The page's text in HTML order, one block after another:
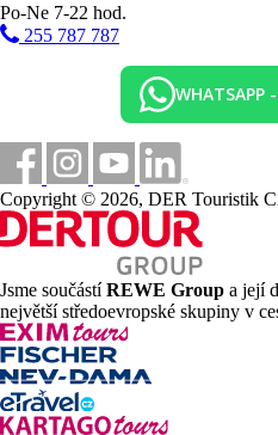
Po-Ne 7-22 hod.
255 787 787
WHATSAPP
Copyright © 2026, DER Touristik
Jsme součástíREWE Group a její
největší středoevropské skupiny v